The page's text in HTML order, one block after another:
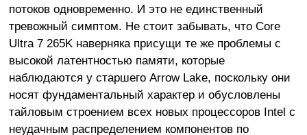
потоков одновременно. И это не единственный
тревожный симптом. Не стоит забывать, что Core
Ultra 7 265K наверняка присущи те же проблемы с
высокой латентностью памяти, которые
наблюдаются у старшего Arrow Lake, поскольку они
носят фундаментальный характер и обусловлены
тайловым строением всех новых процессоров Intel с
неудачным распределением компонентов по